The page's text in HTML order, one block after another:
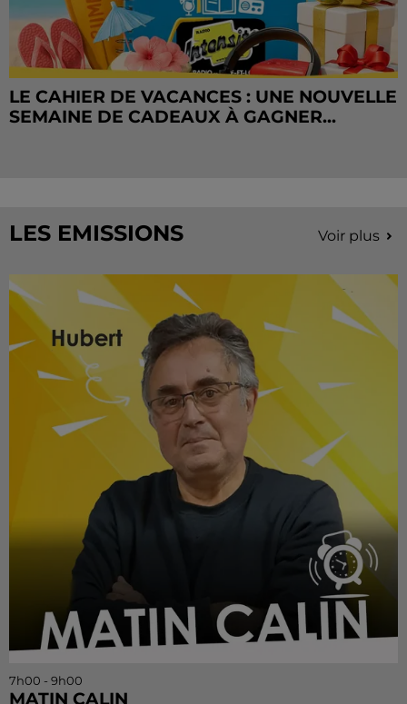
LE CAHIER DE VACANCES : UNE NOUVELLE
SEMAINE DE CADEAUX À GAGNER...
LES EMISSIONS Voir plus
7h00 - 9h00
MATIN CALIN